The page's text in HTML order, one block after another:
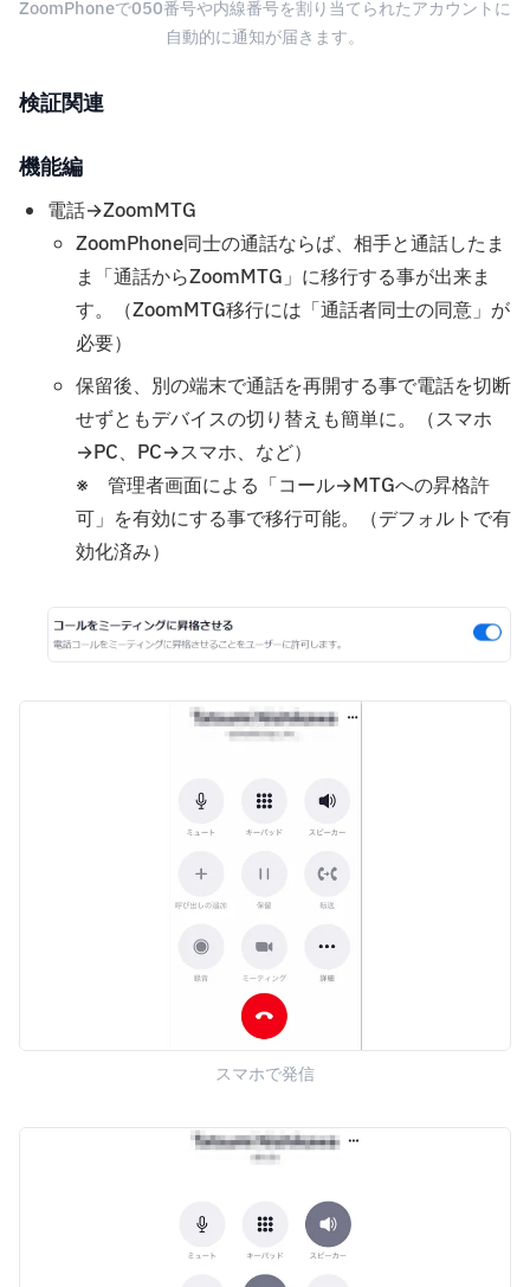
ZoomPhoneで050番号や内線番号を割り当てられたアカウントに
自動的に通知が届きます。
検証関連
機能編
電話→ZoomMTG
ZoomPhone同士の通話ならば、相手と通話したま
ま「通話からZoomMTG」に移行する事が出来ま
す。（ZoomMTG移行には「通話者同士の同意」が
必要）
保留後、別の端末で通話を再開する事で電話を切断
せずともデバイスの切り替えも簡単に。（スマホ
→PC、PC→スマホ、など）
※ 管理者画面による「コール→MTGへの昇格許
可」を有効にする事で移行可能。（デフォルトで有
効化済み）
スマホで発信